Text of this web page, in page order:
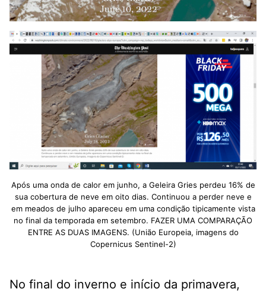
Após uma onda de calor em junho, a Geleira Gries perdeu 16% de
sua cobertura de neve em oito dias. Continuou a perder neve e
em meados de julho apareceu em uma condição tipicamente vista
no final da temporada em setembro. FAZER UMA COMPARAÇÃO
ENTRE AS DUAS IMAGENS. (União Europeia, imagens do
Copernicus Sentinel-2)
No final do inverno e início da primavera,